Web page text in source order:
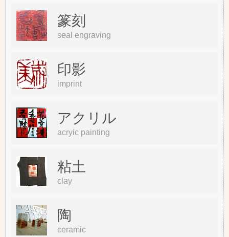
篆刻
seal engraving
印影
imprint
アクリル
acryic painting
粘土
clay
陶
ceramic